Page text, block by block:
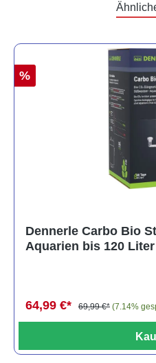
%
Dennerle Carbo Bio
Aquarien bis 120 Liter
64,99 €* 69,99 €* (7.14%